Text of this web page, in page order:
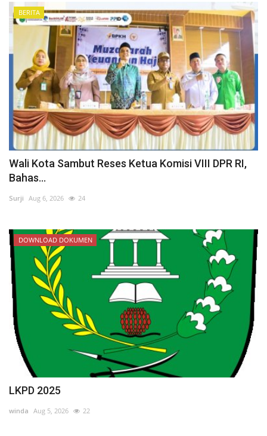
BERITA
Wali Kota Sambut Reses Ketua Komisi VIII DPR RI,
Bahas...
Surji Aug 6, 2026 24
DOWNLOAD DOKUMEN
LKPD 2025
winda Aug 5, 2026 22